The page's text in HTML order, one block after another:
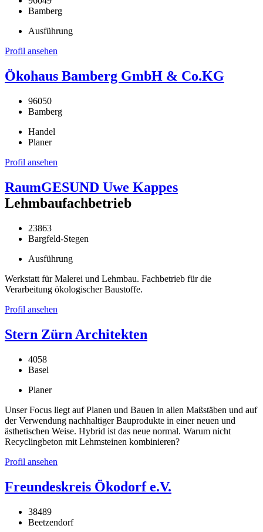
Bamberg
Ausführung
Profil ansehen
Ökohaus Bamberg GmbH & Co.KG
96050
Bamberg
Handel
Planer
Profil ansehen
RaumGESUND Uwe Kappes
Lehmbaufachbetrieb
23863
Bargfeld-Stegen
Ausführung
Werkstatt für Malerei und Lehmbau. Fachbetrieb für die
Verarbeitung ökologischer Baustoffe.
Profil ansehen
Stern Zürn Architekten
4058
Basel
Planer
Unser Focus liegt auf Planen und Bauen in allen Maßstäben und auf
der Verwendung nachhaltiger Bauprodukte in einer neuen und
ästhetischen Weise. Hybrid ist das neue normal. Warum nicht
Recyclingbeton mit Lehmsteinen kombinieren?
Profil ansehen
Freundeskreis Ökodorf e.V.
38489
Beetzendorf